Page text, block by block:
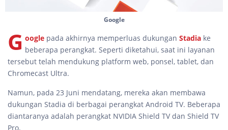
Google
G oogle pada akhirnya memperluas dukungan Stadia ke
beberapa perangkat. Seperti diketahui, saat ini layanan
tersebut telah mendukung platform web, ponsel, tablet, dan
Chromecast Ultra.
Namun, pada 23 Juni mendatang, mereka akan membawa
dukungan Stadia di berbagai perangkat Android TV. Beberapa
diantaranya adalah perangkat NVIDIA Shield TV dan Shield TV
Pro.